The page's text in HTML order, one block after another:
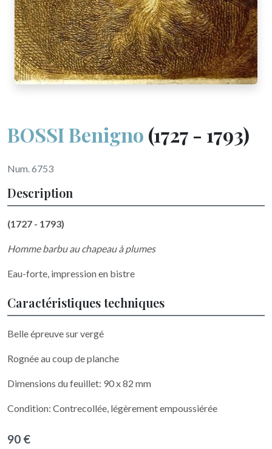
BOSSI Benigno (1727 - 1793)
Num. 6753
Description
(1727 - 1793)
Homme barbu au chapeau à plumes
Eau-forte, impression en bistre
Caractéristiques techniques
Belle épreuve sur vergé
Rognée au coup de planche
Dimensions du feuillet: 90 x 82 mm
Condition: Contrecollée, légèrement empoussiérée
90 €